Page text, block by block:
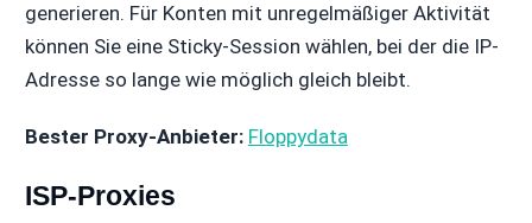
generieren. Für Konten mit unregelmäßiger Aktivität
können Sie eine Sticky-Session wählen, bei der die IP-
Adresse so lange wie möglich gleich bleibt.
Bester Proxy-Anbieter: Floppydata
ISP-Proxies